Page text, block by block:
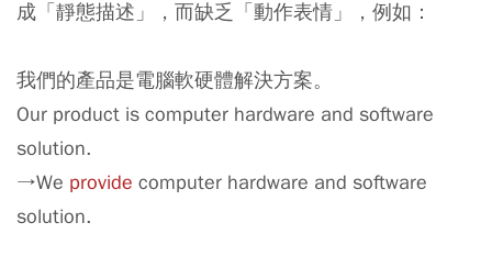
成「靜態描述」，而缺乏「動作表情」，例如：
我們的產品是電腦軟硬體解決方案。
Our product is computer hardware and software
solution.
→We provide computer hardware and software
solution.